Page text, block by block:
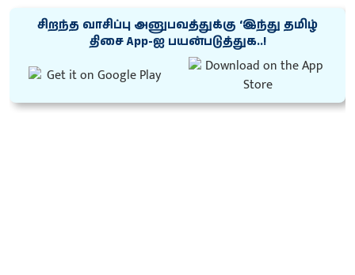
சிறந்த வாசிப்பு அனுபவத்துக்கு ‘இந்து தமிழ்
திசை App-ஐ பயன்படுத்துக..!